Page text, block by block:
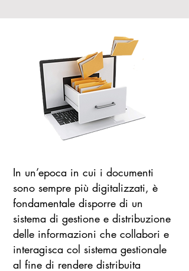
In un’epoca in cui i documenti
sono sempre più digitalizzati, è
fondamentale disporre di un
sistema di gestione e distribuzione
delle informazioni che collabori e
interagisca col sistema gestionale
al fine di rendere distribuita